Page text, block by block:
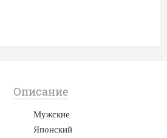
Описание
Мужские
Японский